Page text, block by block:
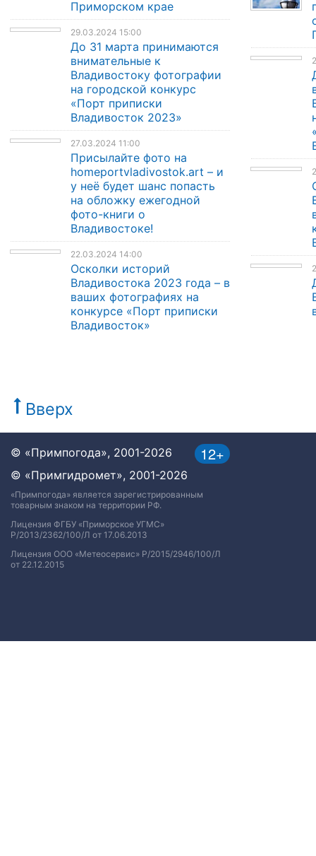
Приморском крае
29.03.2024 15:00
До 31 марта принимаются
внимательные к
Владивостоку фотографии
на городской конкурс
«Порт приписки
Владивосток 2023»
27.03.2024 11:00
Присылайте фото на
homeportvladivostok.art – и
у неё будет шанс попасть
на обложку ежегодной
фото-книги о
Владивостоке!
22.03.2024 14:00
Осколки историй
Владивостока 2023 года – в
ваших фотографиях на
конкурсе «Порт приписки
Владивосток»
Вверх
12+
© «Примпогода», 2001-2026
© «Примгидромет», 2001-2026
«Примпогода» является зарегистрированным
товарным знаком на территории РФ.
Лицензия ФГБУ «Приморское УГМС»
Р/2013/2362/100/Л от 17.06.2013
Лицензия ООО «Метеосервис» Р/2015/2946/100/Л
от 22.12.2015